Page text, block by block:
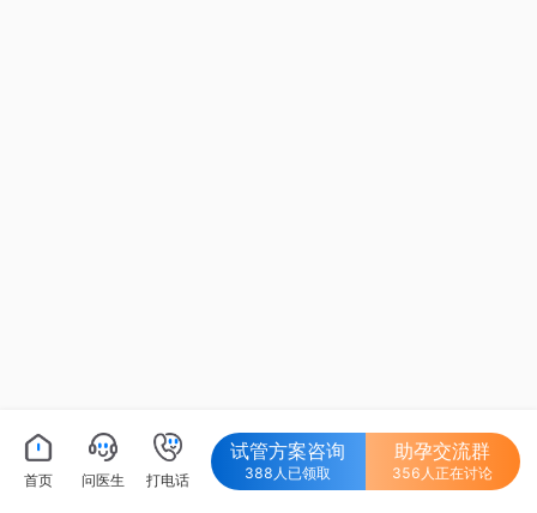
首页 问医生 打电话
试管方案咨询
388人已领取
助孕交流群
356人正在讨论